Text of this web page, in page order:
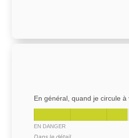
En général, quand je circule à
EN DANGER